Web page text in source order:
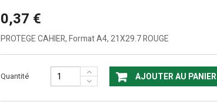
0,37 €
PROTEGE CAHIER, Format A4, 21X29.7 ROUGE
Quantité AJOUTER AU PANIER